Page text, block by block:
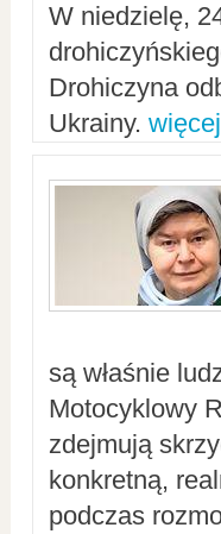
W niedzielę,
Drohiczyna
Ukrainy.
są właśnie
Motocyklowy
zdejmują
konkretną,
podczas